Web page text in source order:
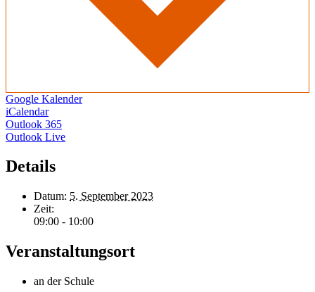
Google Kalender
iCalendar
Outlook 365
Outlook Live
Details
Datum: 5. September 2023
Zeit:
09:00 - 10:00
Veranstaltungsort
an der Schule